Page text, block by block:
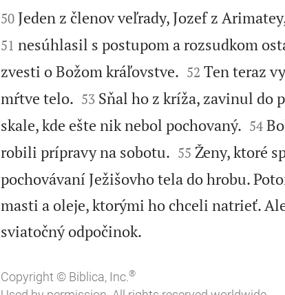


50 Jeden z členov veľrady, Jozef z
51 nesúhlasil s postupom a rozsudkom
zvesti o Božom kráľovstve.
52 Ten teraz
mŕtve telo.
53 Sňal ho z kríža, zavinul do
skale, kde ešte nik nebol pochovaný.
54
robili prípravy na sobotu.
55 Ženy, ktoré
pochovávaní Ježišovho tela do hrobu.
masti a oleje, ktorými ho chceli natrieť.
sviatočný odpočinok.
Copyright © Biblica, Inc.®